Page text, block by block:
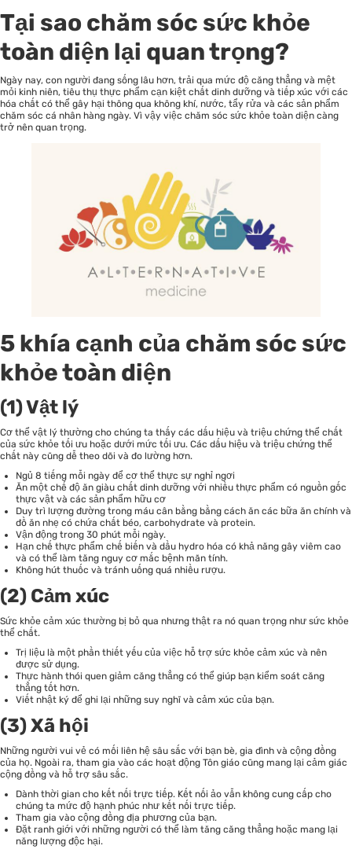
Tại sao chăm sóc sức khỏe
toàn diện lại quan trọng?
Ngày nay, con người đang sống lâu hơn, trải qua mức độ căng thẳng và mệt
mỏi kinh niên, tiêu thụ thực phẩm cạn kiệt chất dinh dưỡng và tiếp xúc với các
hóa chất có thể gây hại thông qua không khí, nước, tẩy rửa và các sản phẩm
chăm sóc cá nhân hàng ngày. Vì vậy việc chăm sóc sức khỏe toàn diện càng
trở nên quan trọng.
5 khía cạnh của chăm sóc sức
khỏe toàn diện
(1) Vật lý
Cơ thể vật lý thường cho chúng ta thấy các dấu hiệu và triệu chứng thể chất
của sức khỏe tối ưu hoặc dưới mức tối ưu. Các dấu hiệu và triệu chứng thể
chất này cũng dễ theo dõi và đo lường hơn.
Ngủ 8 tiếng mỗi ngày để cơ thể thực sự nghỉ ngơi
Ăn một chế độ ăn giàu chất dinh dưỡng với nhiều thực phẩm có nguồn gốc
thực vật và các sản phẩm hữu cơ
Duy trì lượng đường trong máu cân bằng bằng cách ăn các bữa ăn chính và
đồ ăn nhẹ có chứa chất béo, carbohydrate và protein.
Vận động trong 30 phút mỗi ngày.
Hạn chế thực phẩm chế biến và dầu hydro hóa có khả năng gây viêm cao
và có thể làm tăng nguy cơ mắc bệnh mãn tính.
Không hút thuốc và tránh uống quá nhiều rượu.
(2) Cảm xúc
Sức khỏe cảm xúc thường bị bỏ qua nhưng thật ra nó quan trọng như sức khỏe
thể chất.
Trị liệu là một phần thiết yếu của việc hỗ trợ sức khỏe cảm xúc và nên
được sử dụng.
Thực hành thói quen giảm căng thẳng có thể giúp bạn kiểm soát căng
thẳng tốt hơn.
Viết nhật ký để ghi lại những suy nghĩ và cảm xúc của bạn.
(3) Xã hội
Những người vui vẻ có mối liên hệ sâu sắc với bạn bè, gia đình và cộng đồng
của họ. Ngoài ra, tham gia vào các hoạt động Tôn giáo cũng mang lại cảm giác
cộng đồng và hỗ trợ sâu sắc.
Dành thời gian cho kết nối trực tiếp. Kết nối ảo vẫn không cung cấp cho
chúng ta mức độ hạnh phúc như kết nối trực tiếp.
Tham gia vào cộng đồng địa phương của bạn.
Đặt ranh giới với những người có thể làm tăng căng thẳng hoặc mang lại
năng lượng độc hại.